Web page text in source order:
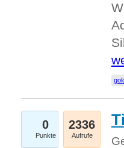
0
Punkte
2336
Aufrufe